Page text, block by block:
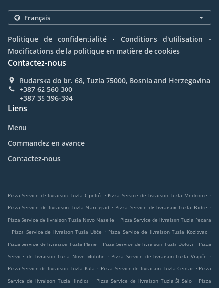
Politique de confidentialité . Conditions d'utilisation .
Modifications de la politique en matière de cookies
Contactez-nous
Rudarska do br. 68, Tuzla 75000, Bosnia and Herzegovina
+387 62 560 300
+387 35 396-394
Liens
Menu
Commandez en avance
Contactez-nous
Pizza Service de livraison Tuzla Cipelići . Pizza Service de livraison Tuzla Medenice .
Pizza Service de livraison Tuzla Stari grad . Pizza Service de livraison Tuzla Badre .
Pizza Service de livraison Tuzla Novo Naselje . Pizza Service de livraison Tuzla Pecara
. Pizza Service de livraison Tuzla Ušće . Pizza Service de livraison Tuzla Kozlovac .
Pizza Service de livraison Tuzla Plane . Pizza Service de livraison Tuzla Dolovi . Pizza
Service de livraison Tuzla Nove Moluhe
. Pizza Service de livraison Tuzla Vrapče
.
Pizza Service de livraison Tuzla Kula . Pizza Service de livraison Tuzla Centar . Pizza
Service de livraison Tuzla Ilinčica
. Pizza Service de livraison Tuzla Ši Selo . Pizza